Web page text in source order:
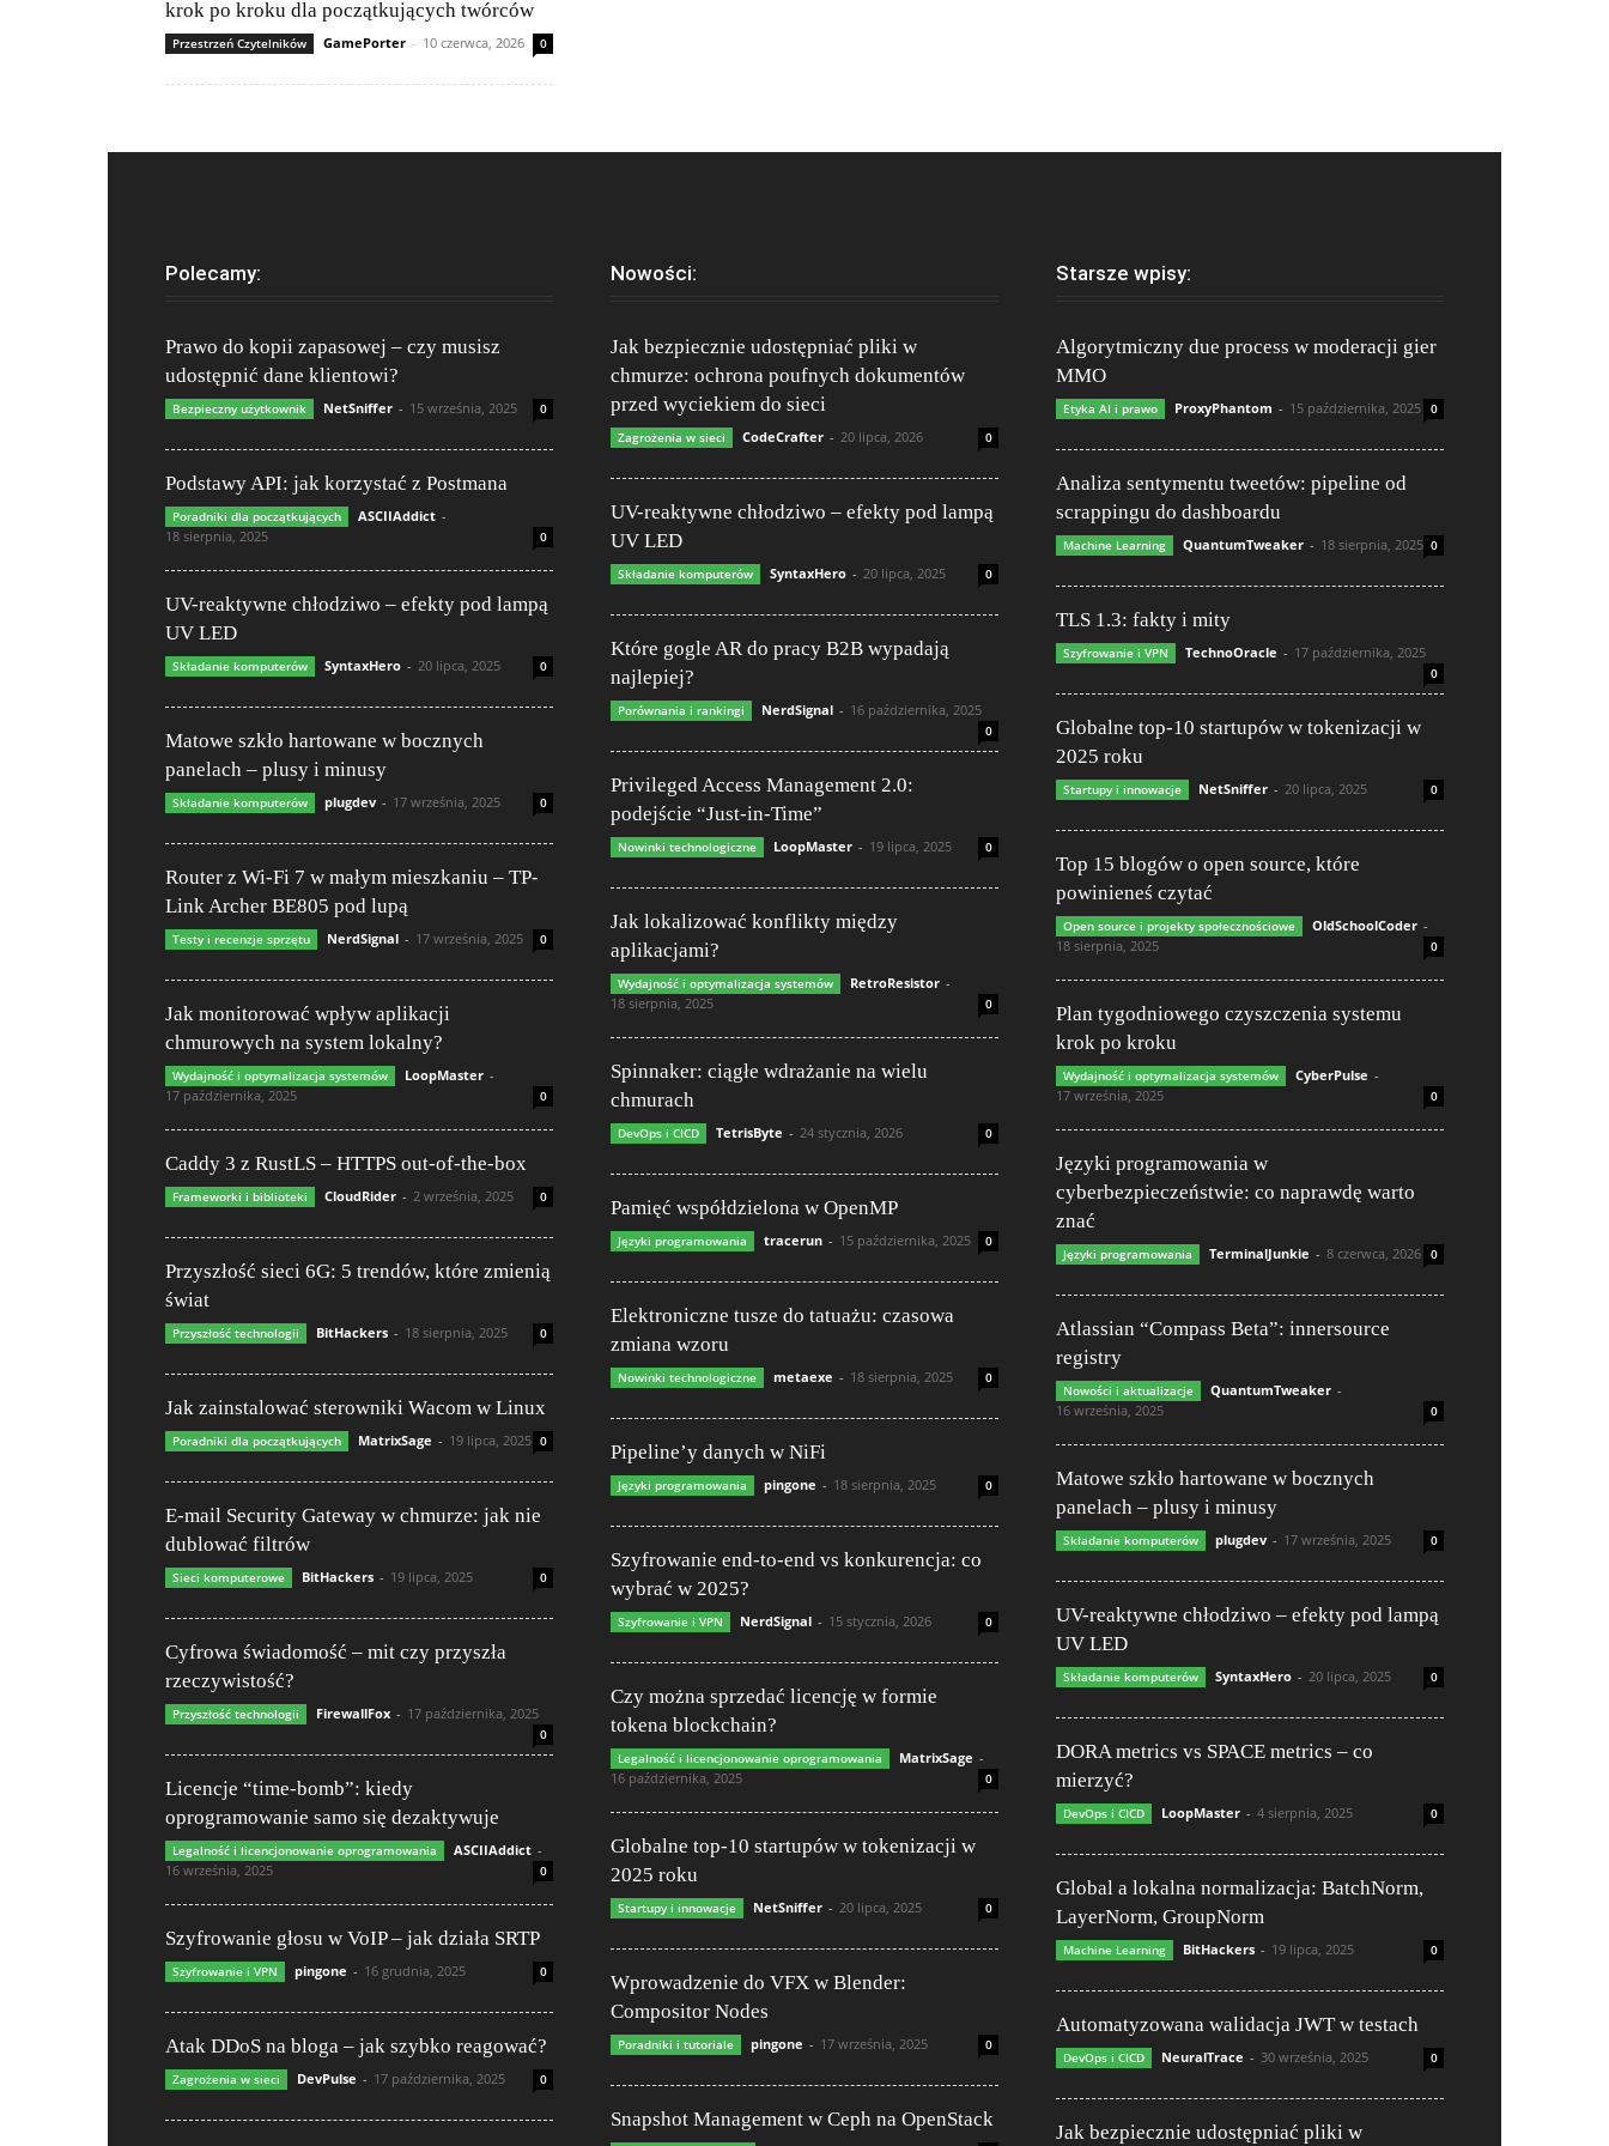
krok po kroku dla początkujących twórców
Przestrzeń Czytelników GamePorter - 10 czerwca, 2026 0
Polecamy:
Prawo do kopii zapasowej – czy musisz
udostępnić dane klientowi?
Bezpieczny użytkownik NetSniffer - 15 września, 2025 0
Podstawy API: jak korzystać z Postmana
Poradniki dla początkujących ASCIIAddict -
18 sierpnia, 2025
0
UV-reaktywne chłodziwo – efekty pod lampą
UV LED
Składanie komputerów SyntaxHero - 20 lipca, 2025 0
Matowe szkło hartowane w bocznych
panelach – plusy i minusy
Składanie komputerów plugdev - 17 września, 2025 0
Router z Wi-Fi 7 w małym mieszkaniu – TP-
Link Archer BE805 pod lupą
Testy i recenzje sprzętu NerdSignal - 17 września, 2025 0
Jak monitorować wpływ aplikacji
chmurowych na system lokalny?
Wydajność i optymalizacja systemów LoopMaster -
17 października, 2025
0
Caddy 3 z RustLS – HTTPS out-of-the-box
Frameworki i biblioteki CloudRider - 2 września, 2025 0
Przyszłość sieci 6G: 5 trendów, które zmienią
świat
Przyszłość technologii BitHackers - 18 sierpnia, 2025 0
Jak zainstalować sterowniki Wacom w Linux
Poradniki dla początkujących MatrixSage - 19 lipca, 2025 0
E-mail Security Gateway w chmurze: jak nie
dublować filtrów
Sieci komputerowe BitHackers - 19 lipca, 2025 0
Cyfrowa świadomość – mit czy przyszła
rzeczywistość?
Przyszłość technologii FirewallFox - 17 października, 2025
0
Licencje “time-bomb”: kiedy
oprogramowanie samo się dezaktywuje
Legalność i licencjonowanie oprogramowania ASCIIAddict -
16 września, 2025
0
Szyfrowanie głosu w VoIP – jak działa SRTP
Szyfrowanie i VPN pingone - 16 grudnia, 2025 0
Atak DDoS na bloga – jak szybko reagować?
Zagrożenia w sieci DevPulse - 17 października, 2025 0
Nowości:
Jak bezpiecznie udostępniać pliki w
chmurze: ochrona poufnych dokumentów
przed wyciekiem do sieci
Zagrożenia w sieci CodeCrafter - 20 lipca, 2026 0
UV-reaktywne chłodziwo – efekty pod lampą
UV LED
Składanie komputerów SyntaxHero - 20 lipca, 2025 0
Które gogle AR do pracy B2B wypadają
najlepiej?
Porównania i rankingi NerdSignal - 16 października, 2025
0
Privileged Access Management 2.0:
podejście “Just-in-Time”
Nowinki technologiczne LoopMaster - 19 lipca, 2025 0
Jak lokalizować konflikty między
aplikacjami?
Wydajność i optymalizacja systemów RetroResistor -
18 sierpnia, 2025
0
Spinnaker: ciągłe wdrażanie na wielu
chmurach
DevOps i CICD TetrisByte - 24 stycznia, 2026 0
Pamięć współdzielona w OpenMP
Języki programowania tracerun - 15 października, 2025 0
Elektroniczne tusze do tatuażu: czasowa
zmiana wzoru
Nowinki technologiczne metaexe - 18 sierpnia, 2025 0
Pipeline’y danych w NiFi
Języki programowania pingone - 18 sierpnia, 2025 0
Szyfrowanie end-to-end vs konkurencja: co
wybrać w 2025?
Szyfrowanie i VPN NerdSignal - 15 stycznia, 2026 0
Czy można sprzedać licencję w formie
tokena blockchain?
Legalność i licencjonowanie oprogramowania MatrixSage -
16 października, 2025
0
Globalne top-10 startupów w tokenizacji w
2025 roku
Startupy i innowacje NetSniffer - 20 lipca, 2025 0
Wprowadzenie do VFX w Blender:
Compositor Nodes
Poradniki i tutoriale pingone - 17 września, 2025 0
Snapshot Management w Ceph na OpenStack
Starsze wpisy:
Algorytmiczny due process w moderacji gier
MMO
Etyka AI i prawo ProxyPhantom - 15 października, 2025 0
Analiza sentymentu tweetów: pipeline od
scrappingu do dashboardu
Machine Learning QuantumTweaker - 18 sierpnia, 2025 0
TLS 1.3: fakty i mity
Szyfrowanie i VPN TechnoOracle - 17 października, 2025
0
Globalne top-10 startupów w tokenizacji w
2025 roku
Startupy i innowacje NetSniffer - 20 lipca, 2025 0
Top 15 blogów o open source, które
powinieneś czytać
Open source i projekty społecznościowe OldSchoolCoder -
18 sierpnia, 2025
0
Plan tygodniowego czyszczenia systemu
krok po kroku
Wydajność i optymalizacja systemów CyberPulse -
17 września, 2025
0
Języki programowania w
cyberbezpieczeństwie: co naprawdę warto
znać
Języki programowania TerminalJunkie - 8 czerwca, 2026 0
Atlassian “Compass Beta”: innersource
registry
Nowości i aktualizacje QuantumTweaker -
16 września, 2025
0
Matowe szkło hartowane w bocznych
panelach – plusy i minusy
Składanie komputerów plugdev - 17 września, 2025 0
UV-reaktywne chłodziwo – efekty pod lampą
UV LED
Składanie komputerów SyntaxHero - 20 lipca, 2025 0
DORA metrics vs SPACE metrics – co
mierzyć?
DevOps i CICD LoopMaster - 4 sierpnia, 2025 0
Global a lokalna normalizacja: BatchNorm,
LayerNorm, GroupNorm
Machine Learning BitHackers - 19 lipca, 2025 0
Automatyzowana walidacja JWT w testach
DevOps i CICD NeuralTrace - 30 września, 2025 0
Jak bezpiecznie udostępniać pliki w